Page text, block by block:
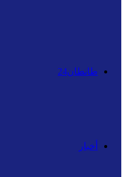
طانطان24
أخبار